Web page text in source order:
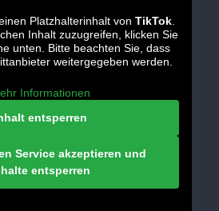
Platzhalterinhalt von TikTok.
Inhalt zuzugreifen, klicken Sie
unten. Bitte beachten Sie, dass
weitergegeben werden.
Informationen
entsperren
Service akzeptieren und
entsperren